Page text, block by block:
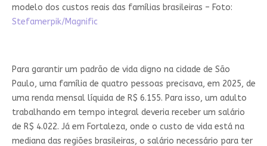
modelo dos custos reais das famílias brasileiras – Foto:
Stefamerpik/Magnific
Para garantir um padrão de vida digno na cidade de São
Paulo, uma família de quatro pessoas precisava, em 2025, de
uma renda mensal líquida de R$ 6.155. Para isso, um adulto
trabalhando em tempo integral deveria receber um salário
de R$ 4.022. Já em Fortaleza, onde o custo de vida está na
mediana das regiões brasileiras, o salário necessário para ter